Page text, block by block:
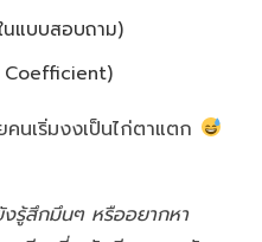
นแบบสอบถาม)
Coefficient)
นเริ่มงงเป็นไก่ตาแตก
รู้สึกมึนๆ หรืออยากหา